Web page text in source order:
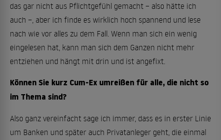
das gar nicht aus Pflichtgefühl gemacht – also hätte ich
auch –, aber ich finde es wirklich hoch spannend und lese
nach wie vor alles zu dem Fall. Wenn man sich ein wenig
eingelesen hat, kann man sich dem Ganzen nicht mehr
entziehen und hängt mit drin und ist angefixt.
Können Sie kurz Cum-Ex umreißen für alle, die nicht so
im Thema sind?
Also ganz vereinfacht sage ich immer, dass es in erster Linie
um Banken und später auch Privatanleger geht, die einmal